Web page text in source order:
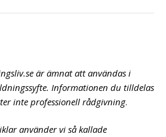
är ämnat att användas i
Informationen du tilldelas
inte professionell rådgivning.
använder vi så kallade